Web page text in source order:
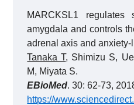
MARCKSL1
amygdala and controls
adrenal axis and anxiety-
Tanaka T, Shimizu S,
M, Miyata S.
EBioMed. 30: 62-73,
https://